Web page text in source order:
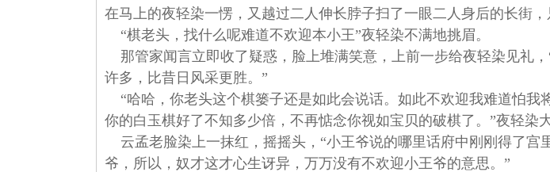
在马上的夜轻染一愣，又越过二人伸长脖子扫了一眼二人身后的长街
“棋老头，找什么呢难道不欢迎本小王”夜轻染不满地挑眉。
那管家闻言立即收了疑惑，脸上堆满笑意，上前一步给夜轻染见礼
许多，比昔日风采更胜。”
“哈哈，你老头这个棋篓子还是如此会说话。如此不欢迎我难道怕我
你的白玉棋好了不知多少倍，不再惦念你视如宝贝的破棋了。”夜轻染大
云孟老脸染上一抹红，摇摇头，“小王爷说的哪里话府中刚刚得了宫
爷，所以，奴才这才心生讶异，万万没有不欢迎小王爷的意思。”